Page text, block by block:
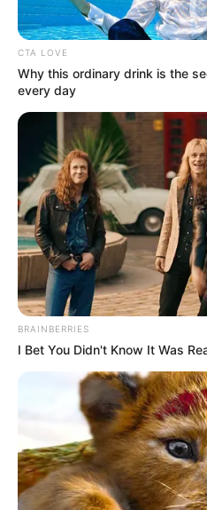
bangunan bertingkat
(foto:
CTA LOVE
Why this ordinary drink is the
every day
BRAINBERRIES
I Bet You Didn't Know It Was